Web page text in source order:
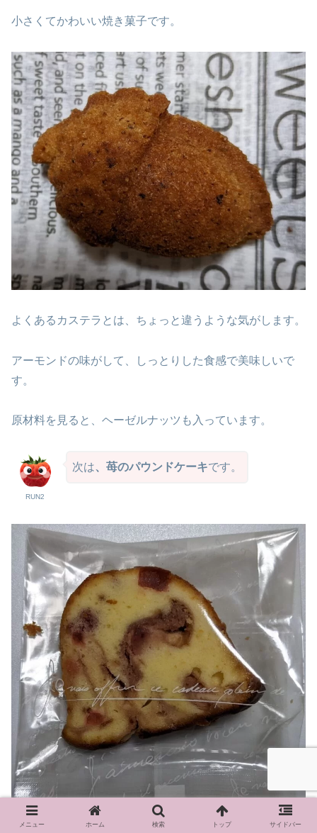
小さくてかわいい焼き菓子です。
よくあるカステラとは、ちょっと違うような気がします。
アーモンドの味がして、しっとりした食感で美味しいで
す。
原材料を見ると、ヘーゼルナッツも入っています。
RUN2
次は、苺のパウンドケーキです。
苺のパウンドケーキ
メニュー ホーム 検索 トップ サイドバー